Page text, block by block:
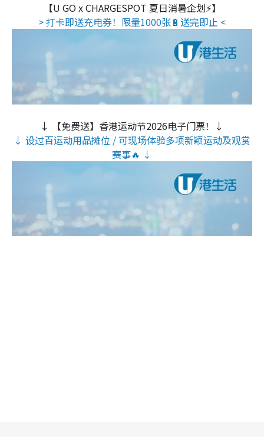
【U GO x CHARGESPOT 夏日消暑企划⚡】
> 打卡即送充电券！限量1000张🔋送完即止 <
↓ 【免费送】香港运动节2026电子门票！↓
↓ 设过百运动用品摊位 / 可现场体验多项新颖运动及观赏
赛事🔥 ↓